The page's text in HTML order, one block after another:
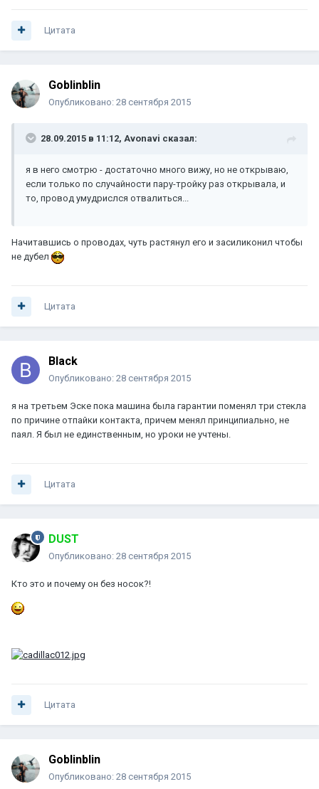
Цитата
Goblinblin
Опубликовано: 28 сентября 2015
28.09.2015 в 11:12, Avonavi сказал:
я в него смотрю - достаточно много вижу, но не открываю,
если только по случайности пару-тройку раз открывала, и
то, провод умудрислся отвалиться...
Начитавшись о проводах, чуть растянул его и засиликонил чтобы
не дубел
Цитата
Black
Опубликовано: 28 сентября 2015
я на третьем Эске пока машина была гарантии поменял три стекла
по причине отпайки контакта, причем менял принципиально, не
паял. Я был не единственным, но уроки не учтены.
Цитата
DUST
Опубликовано: 28 сентября 2015
Кто это и почему он без носок?!
Цитата
Goblinblin
Опубликовано: 28 сентября 2015